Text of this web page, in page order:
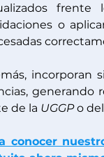
o
incorporan
generando
de la UGGP o del
conocer